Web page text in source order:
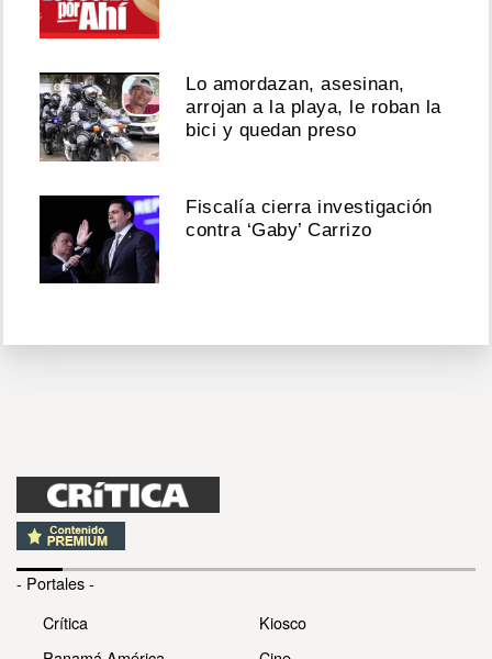
Lo amordazan, asesinan,
arrojan a la playa, le roban la
bici y quedan preso
Fiscalía cierra investigación
contra ‘Gaby’ Carrizo
- Portales -
Crítica
Kiosco